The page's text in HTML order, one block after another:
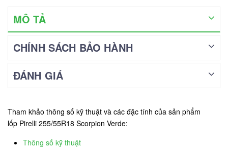
MÔ TẢ
CHÍNH SÁCH BẢO HÀNH
ĐÁNH GIÁ
Tham khảo thông số kỹ thuật và các đặc tính của sản phẩm
lốp Pirelli 255/55R18 Scorpion Verde:
Thông số kỹ thuật